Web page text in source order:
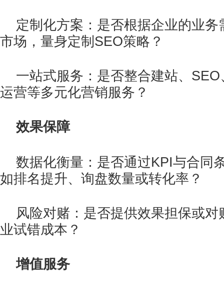
定制化方案：是否根据企业的业
市场，量身定制SEO策略？
一站式服务：是否整合建站、
运营等多元化营销服务？
效果保障
数据化衡量：是否通过KPI与合同
如排名提升、询盘数量或转化率？
风险对赌：是否提供效果担保或
业试错成本？
增值服务